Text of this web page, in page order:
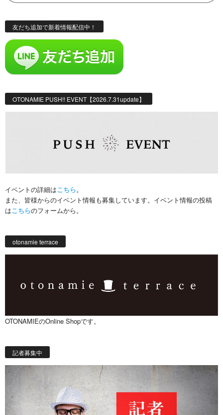
友だち追加で新着情報配信中！
OTONAMIE PUSH!! EVENT【2026.7.31update】
イベントの詳細はこちら。
また、皆様からのイベント情報も募集しています。イベント情報の投稿
はこちらのフォームから。
otonamie terrace
OTONAMIEのOnline Shopです。
記者募集中